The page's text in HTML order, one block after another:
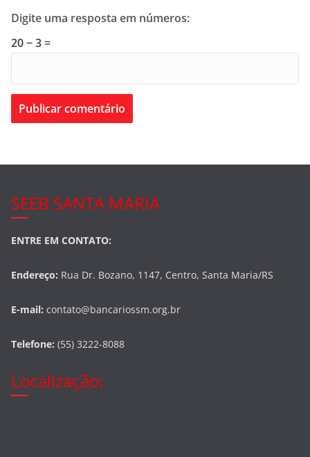
Digite uma resposta em números:
20 − 3 =
SEEB SANTA MARIA
ENTRE EM CONTATO:
Endereço: Rua Dr. Bozano, 1147, Centro, Santa Maria/RS
E-mail: contato@bancariossm.org.br
Telefone: (55) 3222-8088
Localização: